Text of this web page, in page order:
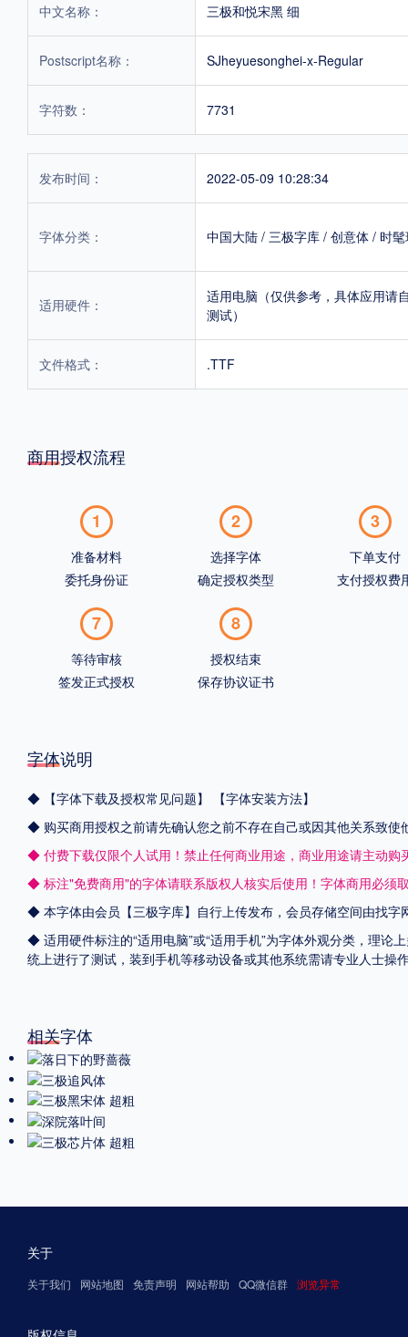
字体新闻 字体文章 字体程序 字体人物 字体网站
中文名称： 三极和悦宋黑 细
Postscript名称： SJheyuesonghei-x-Regular
字符数： 7731
发布时间： 2022-05-09 10:28:34
字体分类： 中国大陆 / 三极字库 / 创意体 / 时
适用硬件：
适用电脑（仅供参考，具体应用请
测试）
文件格式： .TTF
商用授权流程
1
准备材料
委托身份证
2
选择字体
确定授权类型
3
下单支付
支付授权费
7
等待审核
签发正式授权
8
授权结束
保存协议证书
字体说明
◆ 【字体下载及授权常见问题】
【字体安装方法】
◆ 购买商用授权之前请先确认您之前不存在自己或因其他关系致使
◆ 付费下载仅限个人试用！禁止任何商业用途，商业用途请主动购
◆ 标注"免费商用"的字体请联系版权人核实后使用！字体商用必须
◆ 本字体由会员【三极字库】自行上传发布，会员存储空间由找
◆ 适用硬件标注的“适用电脑”或“适用手机”为字体外观分类，理论
统上进行了测试，装到手机等移动设备或其他系统需请专业人士
相关字体
关于
关于我们 网站地图 免责声明 网站帮助 QQ微信群 浏览异常